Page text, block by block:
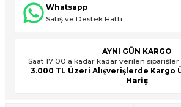
Whatsapp
Satış ve Destek Hattı
AYNI GÜN KARGO
Saat 17:00 a kadar kadar verilen siparişler
3.000 TL Üzeri Alışverişlerde Kargo
Hariç